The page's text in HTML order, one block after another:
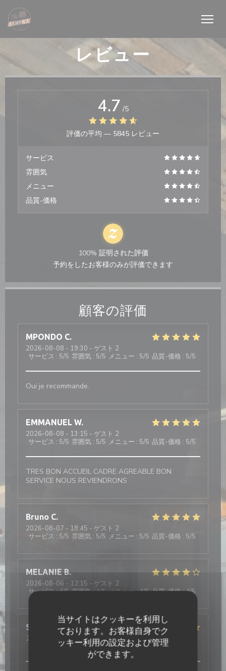
クッキー利用の管理について
当サイトはクッキーを利用し
ております。お客様自身でク
ッキー利用の設定および管理
ができます。
レビュー
顧客の評価
MPONDO C
2026-08-08 - 19:30 - ゲスト 2
サービス : 5/5 雰囲気 : 5/5 メニュー : 5/5 品質-価格 : 5/5
Oui je recommande.
EMMANUEL W
2026-08-08 - 13:15 - ゲスト 2
サービス : 5/5 雰囲気 : 5/5 メニュー : 5/5 品質-価格 : 5/5
TRES BON ACCUEIL CADRE AGREABLE BON
SERVICE NOUS REVIENDRONS
Bruno C
2026-08-07 - 18:45 - ゲスト 2
サービス : 5/5 雰囲気 : 5/5 メニュー : 5/5 品質-価格 : 5/5
MELANIE B
2026-08-06 - 12:15 - ゲスト 2
サービス:4/5 雰囲気:4/5 メニュー:4/5 品質-価格:4/5
Sebastien V
2026-08-05
- 12:30 - ゲスト 4
5/5 雰囲気:5/5 メニュー:4 /5 品質-価格
4.7 /5
評価の平均 — 5845 レビュー
サービス
雰囲気
メニュー
品質-価格
100% 証明された評価
予約をしたお客様のみが評価できます